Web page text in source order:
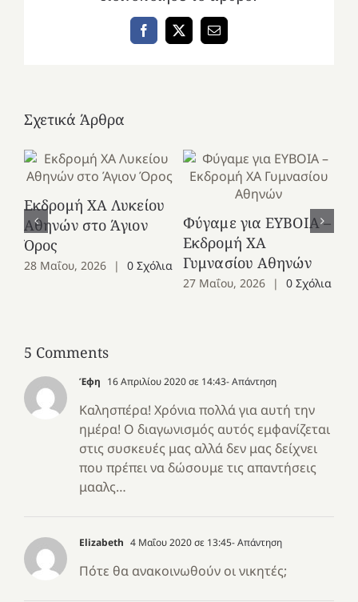
Facebook
X Email
Σχετικά Άρθρα
Εκδρομή ΧΑ Λυκείου
Αθηνών στο Άγιον
Όρος
28 Μαΐου, 2026 | 0 Σχόλια
Φύγαμε για ΕΥΒΟΙΑ –
Εκδρομή ΧΑ
Γυμνασίου Αθηνών
27 Μαΐου, 2026 | 0 Σχόλια
5 Comments
Έφη 16 Απριλίου 2020 σε 14:43- Απάντηση
Καλησπέρα! Χρόνια πολλά για αυτή την
ημέρα! Ο διαγωνισμός αυτός εμφανίζεται
στις συσκευές μας αλλά δεν μας δείχνει
που πρέπει να δώσουμε τις απαντήσεις
μααλς…
Elizabeth 4 Μαΐου 2020 σε 13:45- Απάντηση
Πότε θα ανακοινωθούν οι νικητές;